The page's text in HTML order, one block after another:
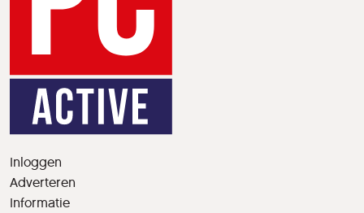
Inloggen
Adverteren
Informatie